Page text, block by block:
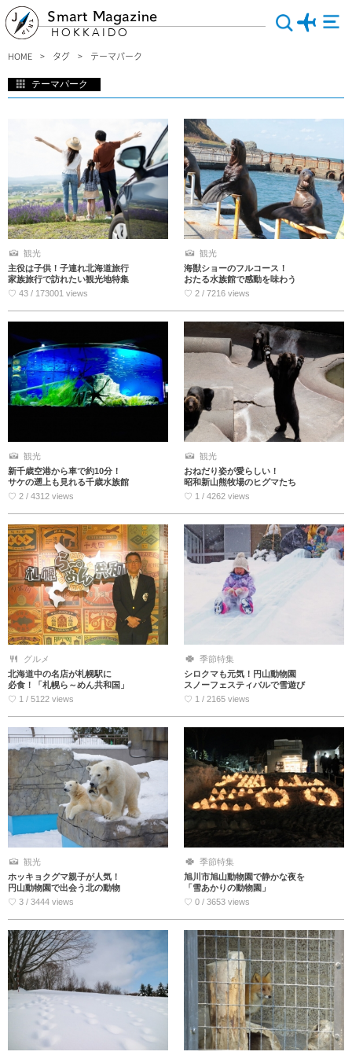
Smart Magazine
HOKKAIDO
HOME タグ テーマパーク
テーマパーク
は、美しい自然が広がっているのはもちろん、可愛らしい動物がいたり、夜になる
と綺麗なイルミネーションを見られるスポットもあります♪家族旅行や恋人とのデ
ートに最適です。北海道旅行の一日はテーマパークで遊びつくそう～。
観光
主役は子供！子連れ北海道旅行
家族旅行で訪れたい観光地特集
♡ 43 / 173001 views
観光
海獣ショーのフルコース！
おたる水族館で感動を味わう
♡ 2 / 7216 views
観光
新千歳空港から車で約10分！
サケの遡上も見れる千歳水族館
♡ 2 / 4312 views
観光
おねだり姿が愛らしい！
昭和新山熊牧場のヒグマたち
♡ 1 / 4262 views
グルメ
北海道中の名店が札幌駅に
必食！「札幌ら～めん共和国」
♡ 1 / 5122 views
季節特集
シロクマも元気！円山動物園
スノーフェスティバルで雪遊び
♡ 1 / 2165 views
観光
ホッキョクグマ親子が人気！
円山動物園で出会う北の動物
♡ 3 / 3444 views
季節特集
旭川市旭山動物園で静かな夜を
「雪あかりの動物園」
♡ 0 / 3653 views